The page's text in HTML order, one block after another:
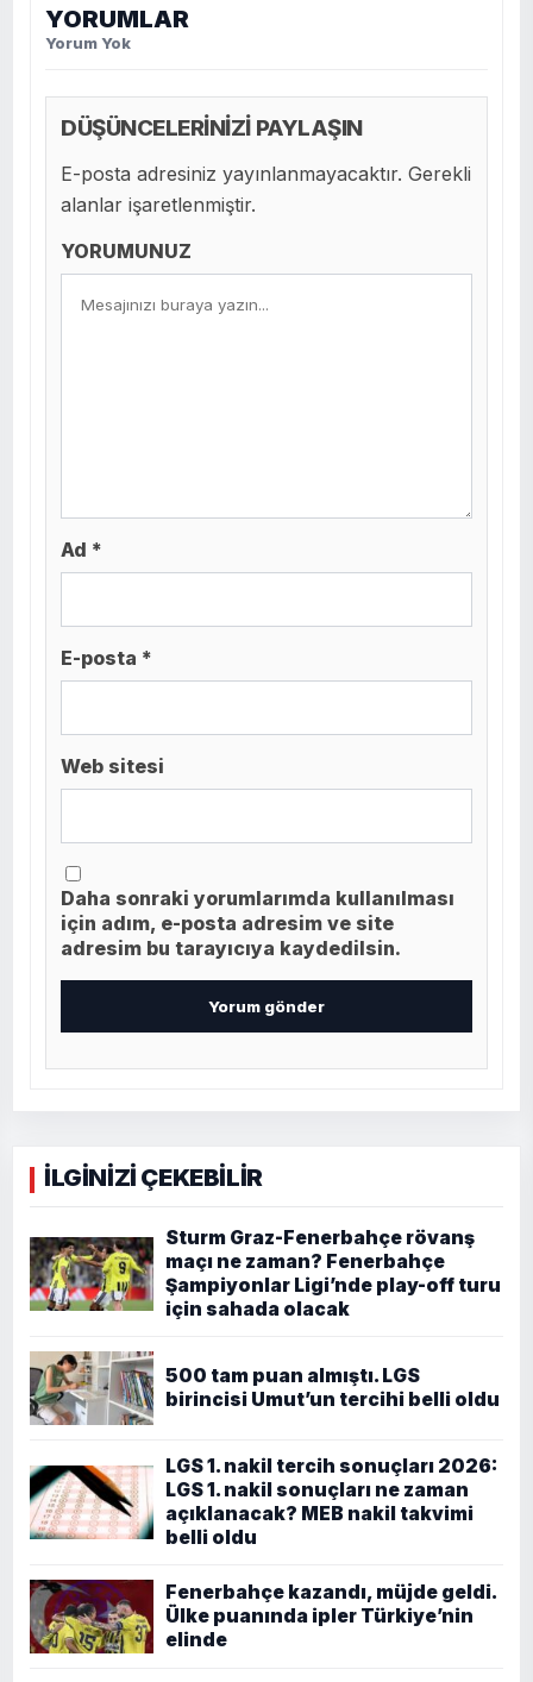
YORUMLAR
Yorum Yok
DÜŞÜNCELERİNİZİ PAYLAŞIN
E-posta adresiniz yayınlanmayacaktır. Gerekli
alanlar işaretlenmiştir.
YORUMUNUZ
Ad *
E-posta *
Web sitesi
Daha sonraki yorumlarımda kullanılması
için adım, e-posta adresim ve site
adresim bu tarayıcıya kaydedilsin.
İLGİNİZİ ÇEKEBİLİR
Sturm Graz-Fenerbahçe rövanş
maçı ne zaman? Fenerbahçe
Şampiyonlar Ligi’nde play-off turu
için sahada olacak
500 tam puan almıştı. LGS
birincisi Umut’un tercihi belli oldu
LGS 1. nakil tercih sonuçları 2026:
LGS 1. nakil sonuçları ne zaman
açıklanacak? MEB nakil takvimi
belli oldu
Fenerbahçe kazandı, müjde geldi.
Ülke puanında ipler Türkiye’nin
elinde